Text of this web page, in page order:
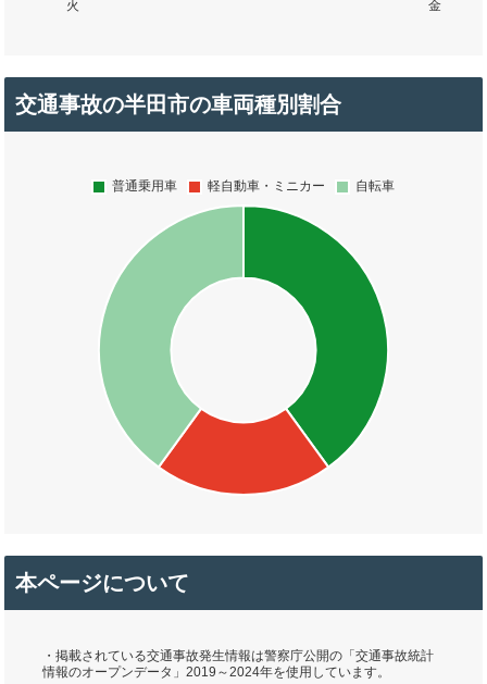
交通事故の半田市の車両種別割合
本ページについて
・掲載されている交通事故発生情報は警察庁公開の「交通事故統計
情報のオープンデータ」2019～2024年を使用しています。